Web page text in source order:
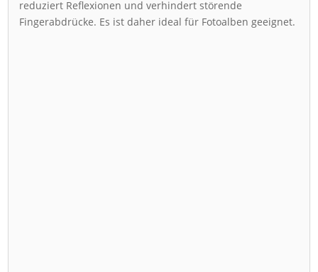
reduziert Reflexionen und verhindert störende
Fingerabdrücke. Es ist daher ideal für Fotoalben geeignet.